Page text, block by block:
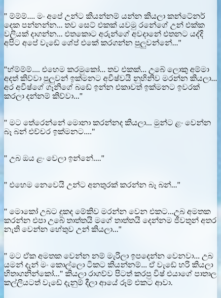
" ම්ම්ම්.... මං අපේ උන්ට කියන්නම් යන්න කියලා කන්ටේනර්
දෙක පන්නන්න... තව සෙට් එකක් යවමු රනේගේ උන් එක්ක
වලියක් දාගන්න... එතකොට අරුන්ගේ අවදානේ එතනට යද්දි
අපිට අපේ වැඩේ ශේප් එකේ කරගන්න පුලුවන්නේ..."
"හ්ම්ම්ම්.... එහෙම කරමුකෝ... තව එකක්... උබේ ලොකු අම්මා
අදත් කිව්වා පුලුවන් ඉක්මනට අවීෂ්වයි නුහිනිව මරන්න කියලා...
අර අවීෂ්ගේ ගෑනිගේ බඩේ ඉන්න එකාවත් ඉක්මනට ඉවරක්
කරලා දන්නම් කිව්වා..."
" මට තේරෙන්නේ මොනා කරන්නද කියලා... මුන්ට ළං වෙන්න
බෑ බන් එච්චර ඉක්මනට...."
" උබ ඔය ළං වෙලා ඉන්නේ...."
" එහෙම නෙවෙයි උන්ට අනතුරක් කරන්න බෑ බන්..."
" මොකෝ උබට දුකද මේකිව මරන්න වෙන එකට...උබ අමතක
කරන්න එපා උබේ තාත්තයි මගේ තාත්තයි දෙන්නම ජීවතුන් අතර
නැති වෙන්න හේතුව උන් කියලා..."
" මට ඒක අමතක වෙන්න නම් මැරිලා ඉපදෙන්න වෙනවා... උබ
යමන් දැන් මං කොල්ලො ටිකට කියන්නම්... ඒ වැඩේ හරි කියලා
හිතාගනින්කෝ..." කියලා රාගව්ව පිටත් කරපු විෂ් එයාගේ පාතාල
කල්ලියටත් වැඩේ දැනුම් දීලා ආයේ රූම් එකට ආවා.